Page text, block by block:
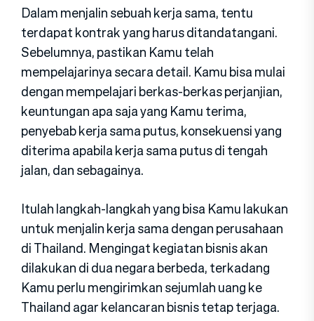
Dalam menjalin sebuah kerja sama, tentu
terdapat kontrak yang harus ditandatangani.
Sebelumnya, pastikan Kamu telah
mempelajarinya secara detail. Kamu bisa mulai
dengan mempelajari berkas-berkas perjanjian,
keuntungan apa saja yang Kamu terima,
penyebab kerja sama putus, konsekuensi yang
diterima apabila kerja sama putus di tengah
jalan, dan sebagainya.
Itulah langkah-langkah yang bisa Kamu lakukan
untuk menjalin kerja sama dengan perusahaan
di Thailand. Mengingat kegiatan bisnis akan
dilakukan di dua negara berbeda, terkadang
Kamu perlu mengirimkan sejumlah uang ke
Thailand agar kelancaran bisnis tetap terjaga.